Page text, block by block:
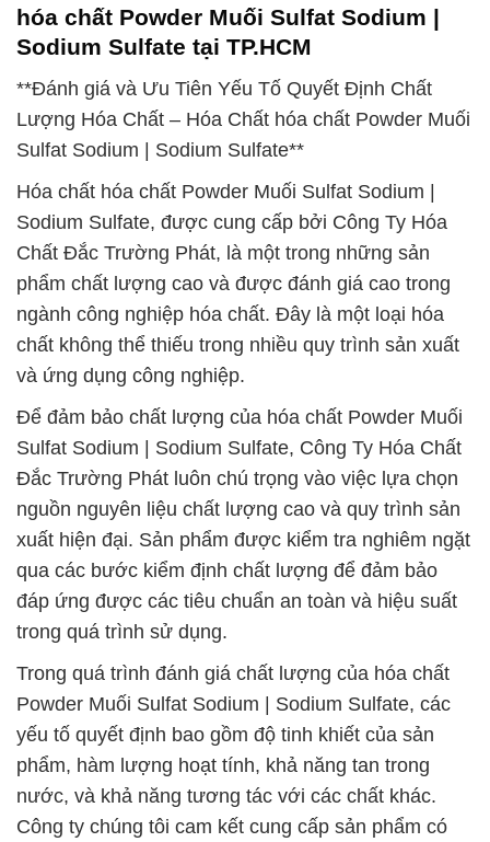
hóa chất Powder Muối Sulfat Sodium |
Sodium Sulfate tại TP.HCM
**Đánh giá và Ưu Tiên Yếu Tố Quyết Định Chất
Lượng Hóa Chất – Hóa Chất hóa chất Powder Muối
Sulfat Sodium | Sodium Sulfate**
Hóa chất hóa chất Powder Muối Sulfat Sodium |
Sodium Sulfate, được cung cấp bởi Công Ty Hóa
Chất Đắc Trường Phát, là một trong những sản
phẩm chất lượng cao và được đánh giá cao trong
ngành công nghiệp hóa chất. Đây là một loại hóa
chất không thể thiếu trong nhiều quy trình sản xuất
và ứng dụng công nghiệp.
Để đảm bảo chất lượng của hóa chất Powder Muối
Sulfat Sodium | Sodium Sulfate, Công Ty Hóa Chất
Đắc Trường Phát luôn chú trọng vào việc lựa chọn
nguồn nguyên liệu chất lượng cao và quy trình sản
xuất hiện đại. Sản phẩm được kiểm tra nghiêm ngặt
qua các bước kiểm định chất lượng để đảm bảo
đáp ứng được các tiêu chuẩn an toàn và hiệu suất
trong quá trình sử dụng.
Trong quá trình đánh giá chất lượng của hóa chất
Powder Muối Sulfat Sodium | Sodium Sulfate, các
yếu tố quyết định bao gồm độ tinh khiết của sản
phẩm, hàm lượng hoạt tính, khả năng tan trong
nước, và khả năng tương tác với các chất khác.
Công ty chúng tôi cam kết cung cấp sản phẩm có